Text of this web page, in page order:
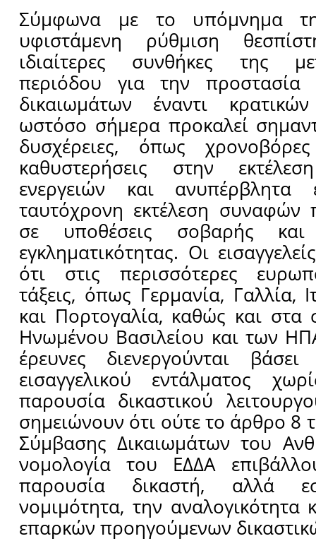
Σύμφωνα με το υπόμνημα
υφιστάμενη ρύθμιση
ιδιαίτερες συνθήκες της
περιόδου για την προστασία
δικαιωμάτων έναντι
ωστόσο σήμερα προκαλεί
δυσχέρειες, όπως χρονοβόρες
καθυστερήσεις στην
ενεργειών και ανυπέρβλητα
ταυτόχρονη εκτέλεση συναφών
σε υποθέσεις σοβαρής και
εγκληματικότητας. Οι
ότι στις περισσότερες
τάξεις, όπως Γερμανία, Γαλλία,
και Πορτογαλία, καθώς και στα
Ηνωμένου Βασιλείου και των
έρευνες διενεργούνται
εισαγγελικού εντάλματος
παρουσία δικαστικού
σημειώνουν ότι ούτε το άρθρο 8
Σύμβασης Δικαιωμάτων του
νομολογία του ΕΔΔΑ
παρουσία δικαστή, αλλά
νομιμότητα, την αναλογικότητα
επαρκών προηγούμενων